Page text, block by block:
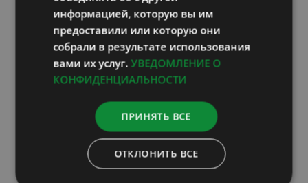
информацией, которую вы им
предоставили или которую они
собрали в результате использования
вами их услуг. УВЕДОМЛЕНИЕ О
КОНФИДЕНЦИАЛЬНОСТИ
ПРИНЯТЬ ВСЕ
ОТКЛОНИТЬ ВСЕ